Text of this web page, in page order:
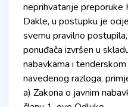
neprihvatanje preporuke
Dakle, u postupku je
svemu pravilno
ponuđača izvršen u
nabavkama i
navedenog razloga,
a) Zakona o javnim